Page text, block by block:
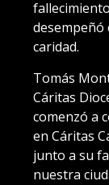
caridad.
Tomás
Cáritas
comenzó a
en Cáritas
junto a su
nuestra